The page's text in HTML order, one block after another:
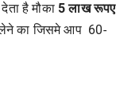
है मौका 5लाख रूपए
लेने का जिसमे आप 60-